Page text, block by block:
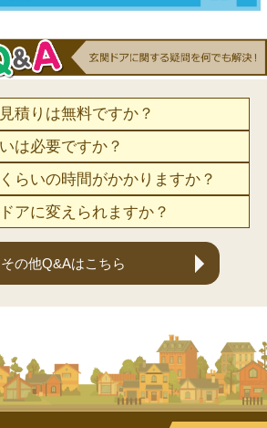
積りは無料ですか？
は必要ですか？
らいの時間がかかりますか？
アに変えられますか？
その他Q&Aはこちら